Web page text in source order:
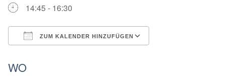
14:45 - 16:30
ZUM KALENDER HINZUFÜGEN
WO